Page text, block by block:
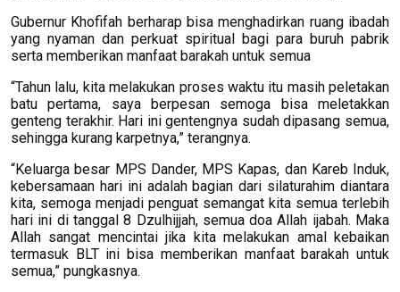
Gubernur Khofifah berharap bisa menghadirkan ruang ibadah
yang nyaman dan perkuat spiritual bagi para buruh pabrik
serta memberikan manfaat barakah untuk semua
“Tahun lalu, kita melakukan proses waktu itu masih peletakan
batu pertama, saya berpesan semoga bisa meletakkan
genteng terakhir. Hari ini gentengnya sudah dipasang semua,
sehingga kurang karpetnya,” terangnya.
“Keluarga besar MPS Dander, MPS Kapas, dan Kareb Induk,
kebersamaan hari ini adalah bagian dari silaturahim diantara
kita, semoga menjadi penguat semangat kita semua terlebih
hari ini di tanggal 8 Dzulhijjah, semua doa Allah ijabah. Maka
Allah sangat mencintai jika kita melakukan amal kebaikan
termasuk BLT ini bisa memberikan manfaat barakah untuk
semua,” pungkasnya.